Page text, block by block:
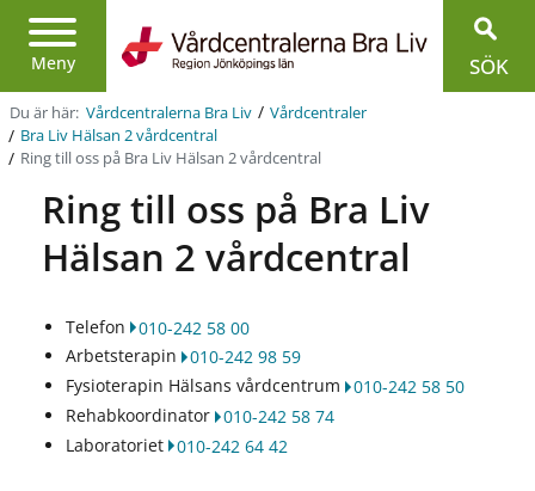
Meny
Region
Jönköpings
län
SÖK
Du är här: Vårdcentralerna Bra Liv / Vårdcentraler
/ Bra Liv Hälsan 2 vårdcentral
/ Ring till oss på Bra Liv Hälsan 2 vårdcentral
Ring till oss på Bra Liv
Hälsan 2 vårdcentral
Telefon
010-242 58 00
Arbetsterapin
010-242 98 59
Fysioterapin Hälsans vårdcentrum
010-242 58 50
Rehabkoordinator 010-242 58 74
Laboratoriet 010-242 64 42